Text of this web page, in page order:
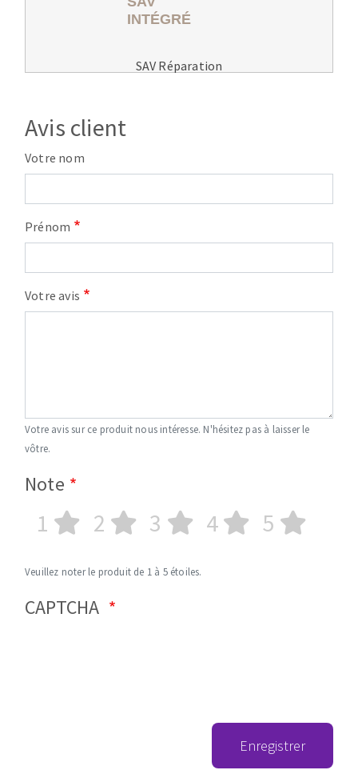
SAV Réparation
Avis client
Votre nom
Prénom
Votre avis
Votre avis sur ce produit nous intéresse. N'hésitez pas à laisser le
vôtre.
Note
1 2 3 4 5
Veuillez noter le produit de 1 à 5 étoiles.
CAPTCHA
Enregistrer